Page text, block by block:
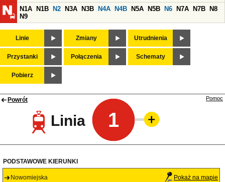
N1A
N1B N2 N3A N3B N4A N4B N5A N5B N6 N7A N7B
N8
N9
Linie Zmiany Utrudnienia
Przystanki Połączenia Schematy
Pobierz
Powrót
Linia 1
Pomoc
PODSTAWOWE KIERUNKI
Nowomiejska Pokaż na mapie